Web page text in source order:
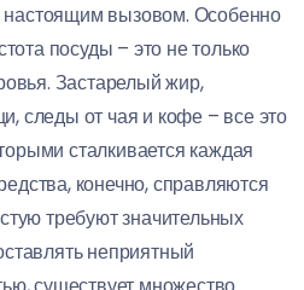
настоящим вызовом. Особенно
посуды – это не только
Застарелый жир,
следы от чая и кофе – все это
сталкивается каждая
конечно, справляются
требуют значительных
неприятный